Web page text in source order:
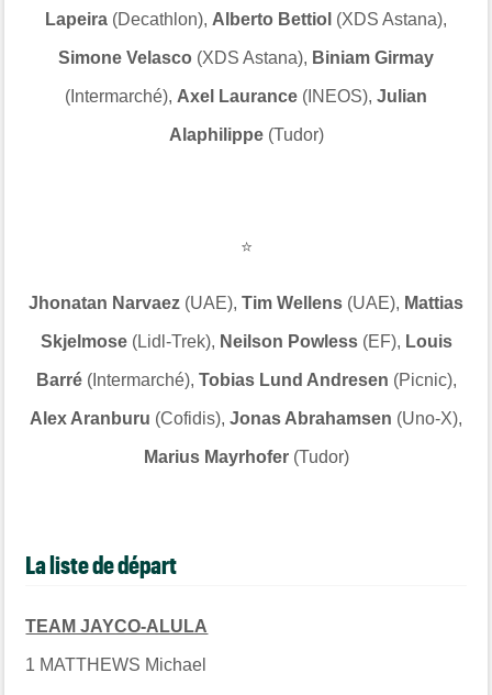
Lapeira (Decathlon), Alberto Bettiol (XDS Astana),
Simone Velasco (XDS Astana), Biniam Girmay
(Intermarché), Axel Laurance (INEOS), Julian
Alaphilippe(Tudor)
⭐
Jhonatan Narvaez (UAE), Tim Wellens (UAE), Mattias
Skjelmose(Lidl-Trek), Neilson Powless(EF), Louis
Barré (Intermarché), Tobias Lund Andresen (Picnic),
Alex Aranburu (Cofidis), Jonas Abrahamsen (Uno-X),
Marius Mayrhofer (Tudor)
La liste de départ
TEAM JAYCO-ALULA
1 MATTHEWS Michael